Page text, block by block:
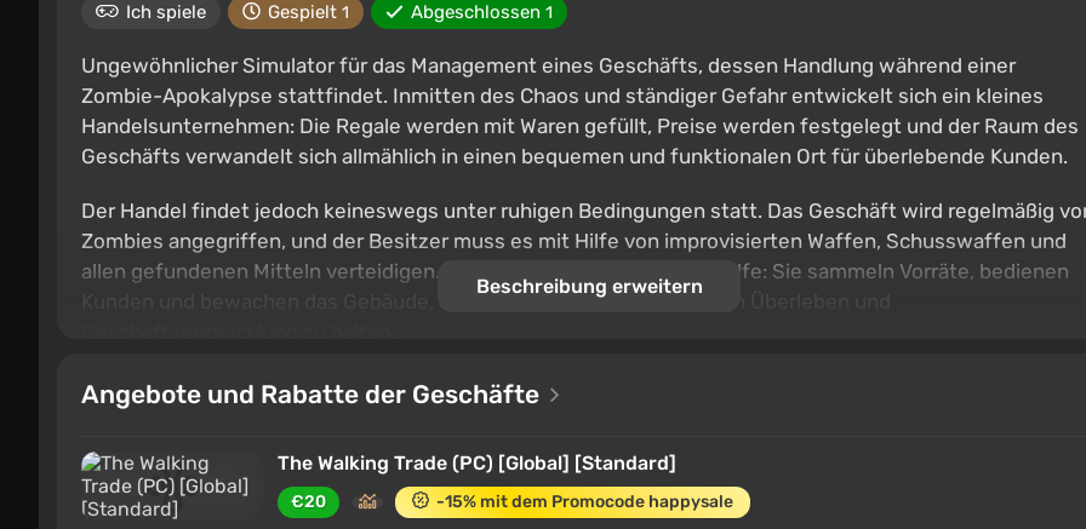
Ich spiele Gespielt 1 Abgeschlossen 1
Ungewöhnlicher Simulator für das Management eines Geschäfts, dessen Handlung während einer
Zombie-Apokalypse stattfindet. Inmitten des Chaos und ständiger Gefahr entwickelt sich ein kleines
Handelsunternehmen: Die Regale werden mit Waren gefüllt, Preise werden festgelegt und der Raum des
Geschäfts verwandelt sich allmählich in einen bequemen und funktionalen Ort für überlebende Kunden.
Der Handel findet jedoch keineswegs unter ruhigen Bedingungen statt. Das Geschäft wird regelmäßig
Zombies angegriffen, und der Besitzer muss es mit Hilfe von improvisierten Waffen, Schusswaffen und
allen gefundenen Mitteln verteidigen. Andere Überlebende leisten Hilfe: Sie sammeln Vorräte, bedienen
Kunden und bewachen das Gebäude, um das Gleichgewicht zwischen Überleben und
Beschreibung erweitern
Angebote und Rabatte der Geschäfte
The Walking Trade (PC) [Global] [Standard]
€20 -15% mit dem Promocode happysale